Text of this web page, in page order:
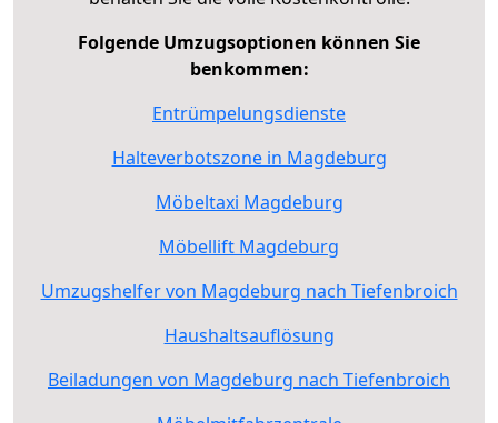
Folgende Umzugsoptionen können Sie
benkommen:
Entrümpelungsdienste
Halteverbotszone in Magdeburg
Möbeltaxi Magdeburg
Möbellift Magdeburg
Umzugshelfer von Magdeburg nach Tiefenbroich
Haushaltsauflösung
Beiladungen von Magdeburg nach Tiefenbroich